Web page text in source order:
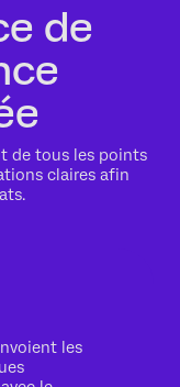
de
de tous les points
claires afin
les